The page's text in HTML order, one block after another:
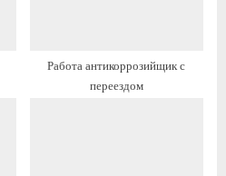
Работа антикоррозийщик с
переездом